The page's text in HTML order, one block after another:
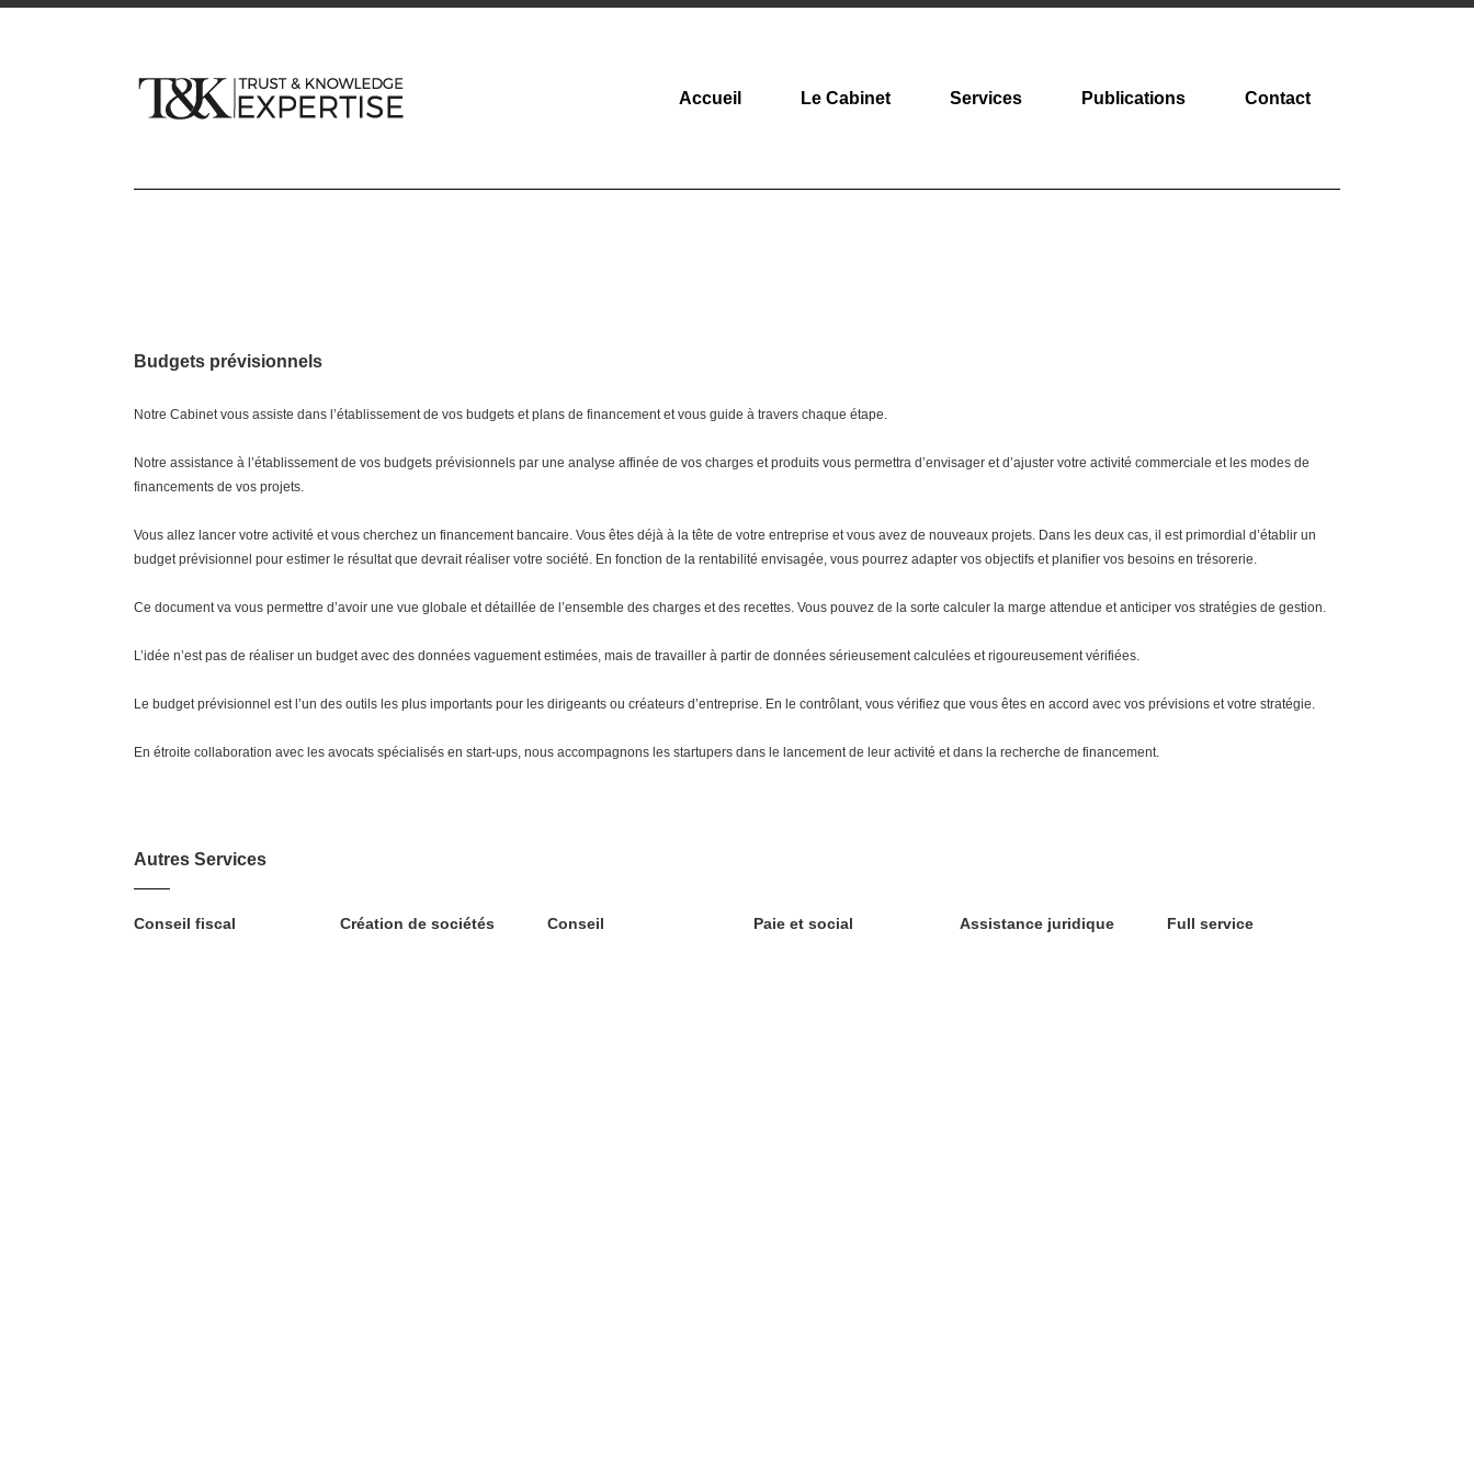
Accueil Le Cabinet Services Publications Contact
Budgets prévisionnels
Notre Cabinet vous assiste dans l’établissement de vos budgets et plans de financement et vous guide à travers chaque étape.
Notre assistance à l’établissement de vos budgets prévisionnels par une analyse affinée de vos charges et produits vous permettra d’envisager et d’ajuster votre activité commerciale et les modes de
financements de vos projets.
Vous allez lancer votre activité et vous cherchez un financement bancaire. Vous êtes déjà à la tête de votre entreprise et vous avez de nouveaux projets. Dans les deux cas, il est primordial d’établir un
budget prévisionnel pour estimer le résultat que devrait réaliser votre société. En fonction de la rentabilité envisagée, vous pourrez adapter vos objectifs et planifier vos besoins en trésorerie.
Ce document va vous permettre d’avoir une vue globale et détaillée de l’ensemble des charges et des recettes. Vous pouvez de la sorte calculer la marge attendue et anticiper vos stratégies de gestion.
L’idée n’est pas de réaliser un budget avec des données vaguement estimées, mais de travailler à partir de données sérieusement calculées et rigoureusement vérifiées.
Le budget prévisionnel est l’un des outils les plus importants pour les dirigeants ou créateurs d’entreprise. En le contrôlant, vous vérifiez que vous êtes en accord avec vos prévisions et votre stratégie.
En étroite collaboration avec les avocats spécialisés en start-ups, nous accompagnons les startupers dans le lancement de leur activité et dans la recherche de financement.
Autres Services
Conseil fiscal Création de sociétés Conseil Paie et social Assistance juridique Full service